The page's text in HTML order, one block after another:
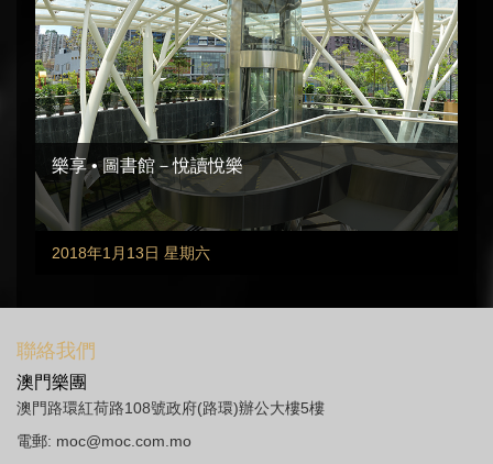
樂享 • 圖書館－悅讀悅樂
2018年1月13日 星期六
聯絡我們
澳門樂團
澳門路環紅荷路108號政府(路環)辦公大樓5樓
電郵: moc@moc.com.mo